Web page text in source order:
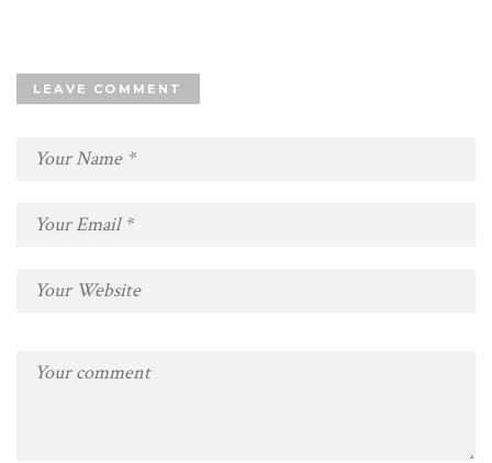
LEAVE COMMENT